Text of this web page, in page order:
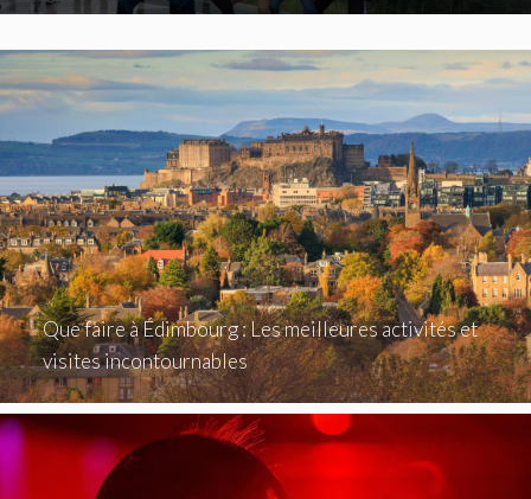
Que faire à Édimbourg : Les meilleures activités et
visites incontournables